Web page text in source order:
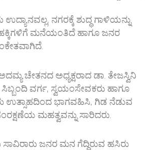
ನಗರಕ್ಕೆ ಶುದ್ಧ ಗಾಳಿಯನ್ನು
ಮನೆಯಂತಿದೆ ಹಾಗೂ ಜನರ
ಚೇತನದ ಅಧ್ಯಕ್ಷರಾದ ಡಾ. ತೇಜಸ್ವಿನಿ
ವರ್ಗ, ಸ್ವಯಂಸೇವಕರು ಹಾಗೂ
ಉತ್ಸಾಹದಿಂದ ಭಾಗವಹಿಸಿ, ಗಿಡ ನೆಡುವ
ಮಹತ್ವವನ್ನು ಸಾರಿದರು.
ಜನರ ಮನ ಗೆದ್ದಿರುವ ಹಸಿರು